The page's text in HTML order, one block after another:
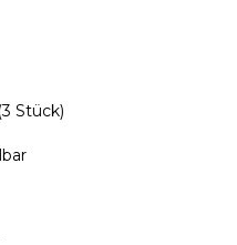
Stück)